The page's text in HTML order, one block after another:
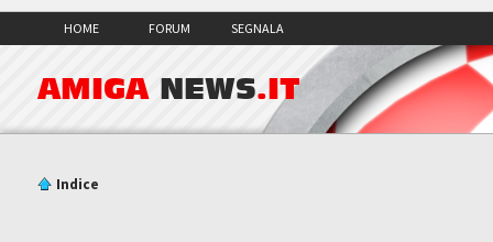
HOME FORUM SEGNALA
AMIGA NEWS.IT
Indice